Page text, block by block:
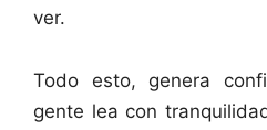
ver.
Todo esto, genera
gente lea con